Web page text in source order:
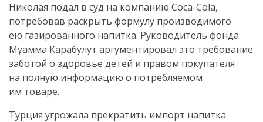
Николая подал в суд на компанию Coca-Cola,
потребовав раскрыть формулу производимого
ею газированного напитка. Руководитель фонда
Муамма Карабулут аргументировал это требование
заботой о здоровье детей и правом покупателя
на полную информацию о потребляемом
им товаре.
Турция угрожала прекратить импорт напитка